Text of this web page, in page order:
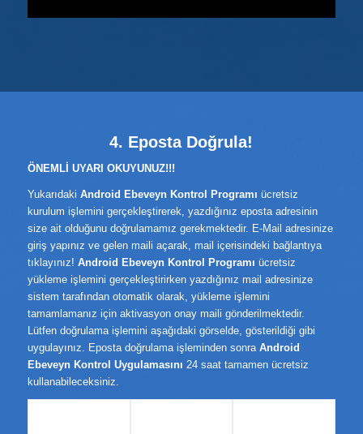
4. Eposta Doğrula!
ÖNEMLİ UYARI OKUYUNUZ!!!
Yukarıdaki Android Ebeveyn Kontrol Programı ücretsiz
kurulum işlemini gerçekleştirerek, yazdığınız eposta adresinin
size ait olduğunu doğrulamamız gerekmektedir. E-Mail adresinize
giriş yapınız ve gelen maili açarak, mail içerisindeki bağlantıya
tıklayınız! Android Ebeveyn Kontrol Programı ücretsiz
yükleme işlemini gerçekleştirirken yazdığınız mail adresinize
sistem tarafından otomatik olarak, yükleme işlemini
tamamlamanız için aktivasyon onay maili gönderilmektedir.
Lütfen doğrulama işlemini aşağıdaki görselde, gösterildiği gibi
uygulayınız. Eposta doğrulama işleminden sonra Android
Ebeveyn Kontrol Uygulamasını 24 saat tamamen ücretsiz
kullanabileceksiniz.